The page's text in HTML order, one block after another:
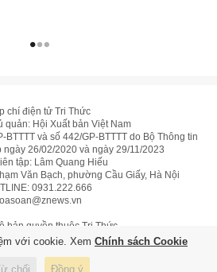
chí điện tử Tri Thức
quản: Hội Xuất bản Việt Nam
BTTTT và số 442/GP-BTTTT do Bộ Thông tin
ngày 26/02/2020 và ngày 29/11/2023
tập: Lâm Quang Hiếu
Văn Bạch, phường Cầu Giấy, Hà Nội
0931.222.666
bản quyền thuộc Tri Thức
với cookie. Xem Chính sách Cookie
chối Đồng ý